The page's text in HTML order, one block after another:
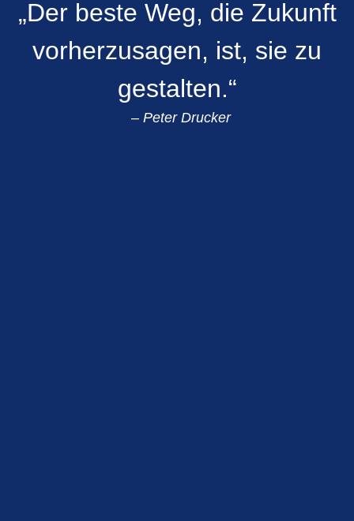
„Der beste Weg, die Zukunft
vorherzusagen, ist, sie zu
gestalten.“
– Peter Drucker